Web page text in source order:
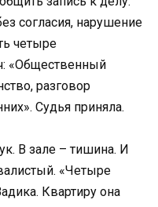
согласия, нарушение
четыре
«Общественный
разговор
Судья приняла.
В зале – тишина. И
«Четыре
Квартиру она